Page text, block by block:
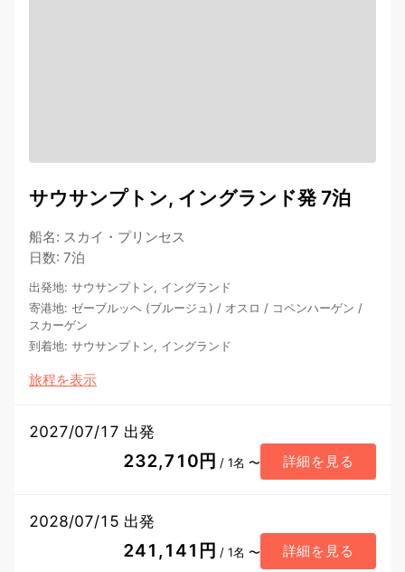
サウサンプトン, イングランド発 7泊
船名: スカイ・プリンセス
日数: 7泊
出発地: サウサンプトン, イングランド
寄港地: ゼーブルッヘ (ブルージュ) / オスロ / コペンハーゲン /
スカーゲン
到着地: サウサンプトン, イングランド
旅程を表示
2027/07/17 出発
232,710円 / 1名 〜 詳細を見る
2028/07/15 出発
241,141円 / 1名 〜 詳細を見る